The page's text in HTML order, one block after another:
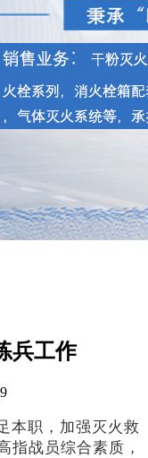
兵工作
本职，加强灭火救
指战员综合素质，